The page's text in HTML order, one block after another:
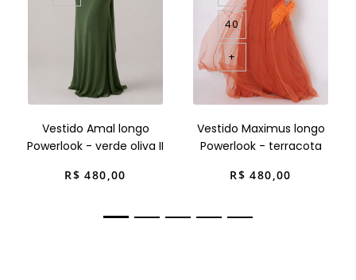
Vestido Amal longo
Powerlook - verde oliva II
R$ 480,00
40
+
Vestido Maximus longo
Powerlook - terracota
R$ 480,00